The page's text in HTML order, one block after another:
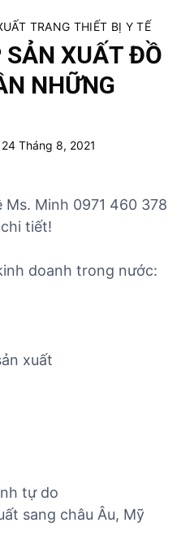
TRANG THIẾT BỊ Y TẾ
SẢN XUẤT ĐỒ
NHỮNG
24 Tháng 8, 2021
Minh 0971 460 378
tiết!
doanh trong nước:
xuất
tự do
sang châu Âu, Mỹ